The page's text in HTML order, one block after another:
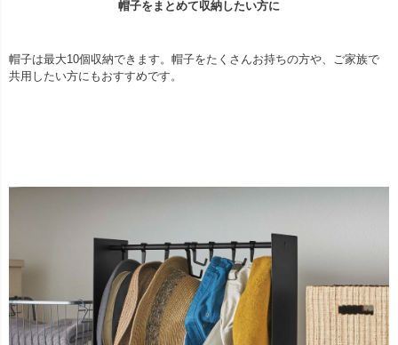
帽子をまとめて収納したい方に
帽子は最大10個収納できます。帽子をたくさんお持ちの方や、ご家族で
共用したい方にもおすすめです。